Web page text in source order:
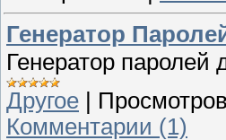
Генератор
Генератор паролей
Другое
Комментарии (1)